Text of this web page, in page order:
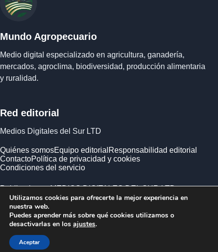
Mundo Agropecuario
Medio digital especializado en agricultura, ganadería,
mercados, agroclima, biodiversidad, producción alimentaria
y ruralidad.
Red editorial
Medios Digitales del Sur LTD
Quiénes somosEquipo editorial Responsabilidad editorial
ContactoPolítica de privacidad y cookies
Condiciones del servicio
Publicado por MEDIOS DIGITALES DEL SUR LTD ·
Empresa registrada en Inglaterra y Gales.
Utilizamos cookies para ofrecerte la mejor experiencia en
nuestra web.
Puedes aprender más sobre qué cookies utilizamos o
desactivarlas en los ajustes.
Aceptar